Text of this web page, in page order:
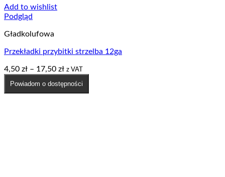
Add to wishlist
Podgląd
Gładkolufowa
Przekładki przybitki strzelba 12ga
4,50 zł – 17,50 złZakres
od
z VAT
Powiadom o dostępności